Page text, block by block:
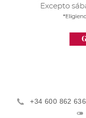
+34 600 862 636